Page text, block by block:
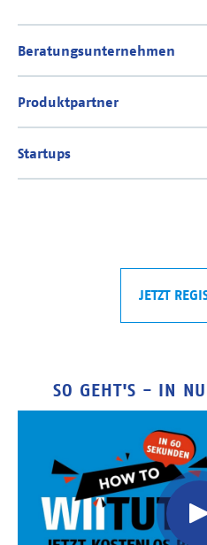
JETZT
SO GEHT'S - IN